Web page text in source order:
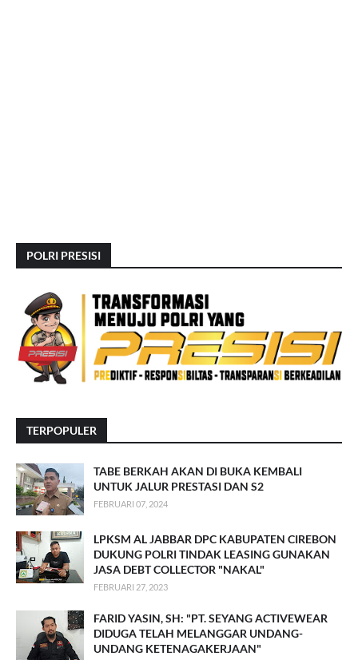
POLRI PRESISI
TERPOPULER
TABE BERKAH AKAN DI BUKA KEMBALI
UNTUK JALUR PRESTASI DAN S2
FEBRUARI 07, 2024
LPKSM AL JABBAR DPC KABUPATEN CIREBON
DUKUNG POLRI TINDAK LEASING GUNAKAN
JASA DEBT COLLECTOR "NAKAL"
FEBRUARI 27, 2023
FARID YASIN, SH: "PT. SEYANG ACTIVEWEAR
DIDUGA TELAH MELANGGAR UNDANG-
UNDANG KETENAGAKERJAAN"